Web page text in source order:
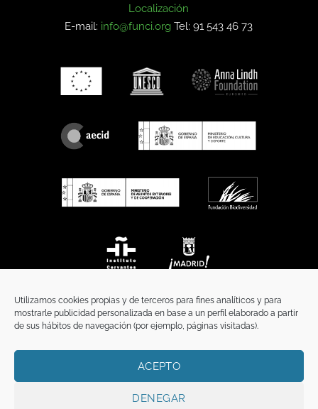
Utilizamos cookies propias y de terceros para fines analíticos y para
mostrarle publicidad personalizada en base a un perfil elaborado a partir
de sus hábitos de navegación (por ejemplo, páginas visitadas).
ACEPTO
DENEGAR
Localización
E-mail: info@funci.org Tel: 91 543 46 73
TÉRMINOS Y CONDICIONES